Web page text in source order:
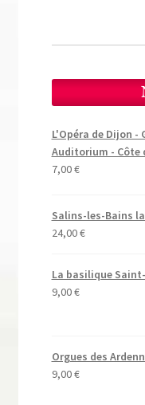
L'Opéra de Dijon -
Auditorium - Côte
7,00€
Salins-les-Bains
24,00€
La basilique
9,00€
Orgues des
9,00€